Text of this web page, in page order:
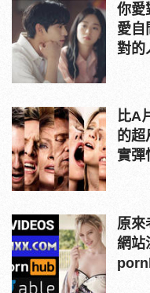
你愛
愛自
對的
比A
的
實彈
原來
網站